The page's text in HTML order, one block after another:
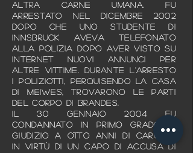
altra carne umana. Fu
arrestato nel dicembre 2002
dopo che uno studente di
Innsbruck aveva telefonato
alla polizia dopo aver visto su
Internet nuovi annunci per
altre vittime. Durante l'arresto
i poliziotti, perquisendo la casa
di Meiwes, trovarono le parti
del corpo di Brandes.
Il 30 gennaio 2004 fu
condannato in primo grado di
giudizio a otto anni di carcere
in virtù di un capo di accusa di